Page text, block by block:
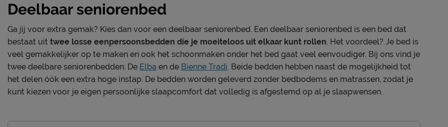
Deelbaar seniorenbed
Ga jij voor extra gemak? Kies dan voor een deelbaar seniorenbed. Een deelbaar seniorenbed is een bed dat
bestaat uit twee losse eenpersoonsbedden die je moeiteloos uit elkaar kunt rollen. Het voordeel? Je bed is
veel gemakkelijker op te maken en ook het schoonmaken onder het bed gaat veel eenvoudiger. Bij ons vind je
twee deelbare seniorenbedden: De Elba en de Bienne Tradi. Beide bedden hebben naast de mogelijkheid tot
het delen óók een extra hoge instap. De bedden worden geleverd zonder bedbodems en matrassen, zodat je
kunt kiezen voor je eigen persoonlijke slaapcomfort dat volledig is afgestemd op al je slaapwensen.